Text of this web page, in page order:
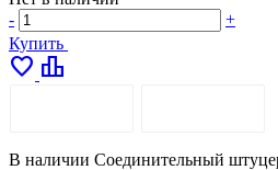
-
+
Купить
favorite leaderboard
В наличии Соединительный